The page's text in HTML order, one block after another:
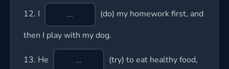
12. I
(do) my homework first, and
then I play with my dog.
13. He (try) to eat healthy food,